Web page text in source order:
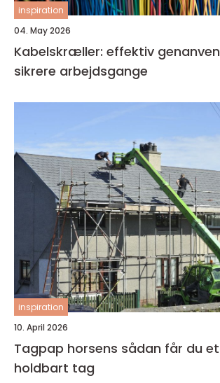
inspiration
04. May 2026
Kabelskræller: effektiv
sikrere arbejdsgange
inspiration
10. April 2026
Tagpap horsens sådan får du et tæt og
holdbart tag